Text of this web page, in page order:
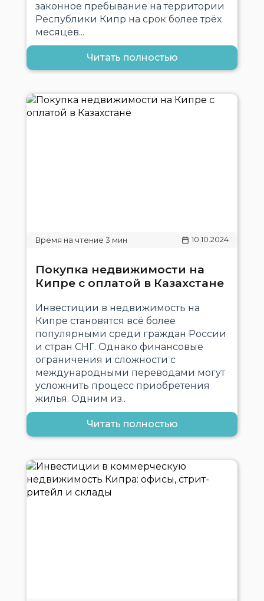
законное пребывание на территории
Республики Кипр на срок более трёх
месяцев...
Читать полностью
10.10.2024
Покупка недвижимости на
Кипре с оплатой в Казахстане
Инвестиции в недвижимость на
Кипре становятся всё более
популярными среди граждан России
и стран СНГ. Однако финансовые
ограничения и сложности с
международными переводами могут
усложнить процесс приобретения
жилья. Одним из..
Читать полностью